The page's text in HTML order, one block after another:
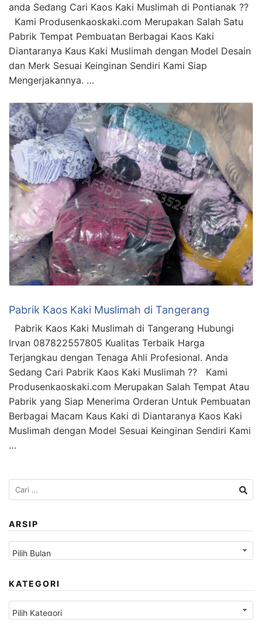
anda Sedang Cari Kaos Kaki Muslimah di Pontianak ??
Kami Produsenkaoskaki.com Merupakan Salah Satu
Pabrik Tempat Pembuatan Berbagai Kaos Kaki
Diantaranya Kaus Kaki Muslimah dengan Model Desain
dan Merk Sesuai Keinginan Sendiri Kami Siap
Mengerjakannya. …
Pabrik Kaos Kaki Muslimah di Tangerang
Pabrik Kaos Kaki Muslimah di Tangerang Hubungi
Irvan 087822557805 Kualitas Terbaik Harga
Terjangkau dengan Tenaga Ahli Profesional. Anda
Sedang Cari Pabrik Kaos Kaki Muslimah ?? Kami
Produsenkaoskaki.com Merupakan Salah Tempat Atau
Pabrik yang Siap Menerima Orderan Untuk Pembuatan
Berbagai Macam Kaus Kaki di Diantaranya Kaos Kaki
Muslimah dengan Model Sesuai Keinginan Sendiri Kami
…
Cari
untuk:
ARSIP
Arsip
KATEGORI
Kategori